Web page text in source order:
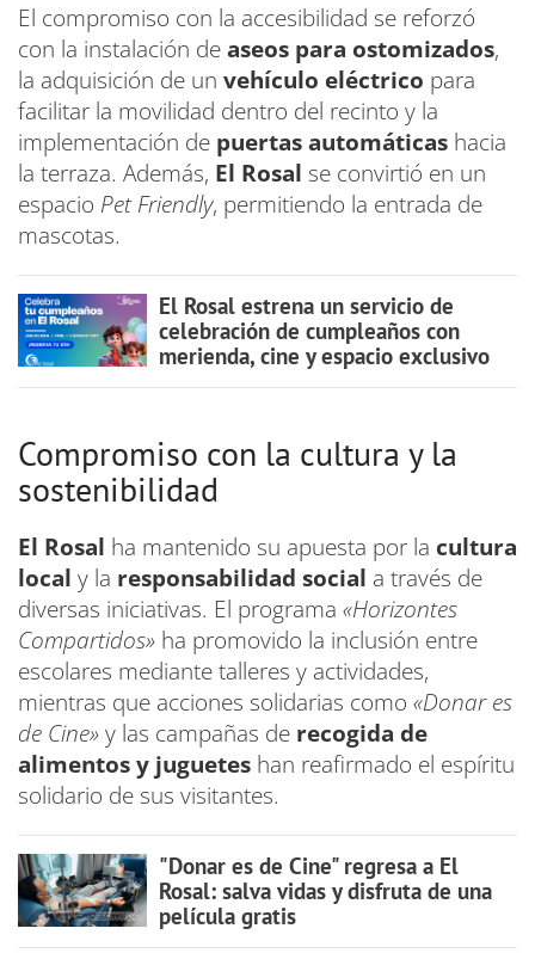
El compromiso con la accesibilidad se reforzó
con la instalación deaseos para ostomizados,
la adquisición de un vehículo eléctrico para
facilitar la movilidad dentro del recinto y la
implementación de puertas automáticas hacia
la terraza. Además, El Rosal se convirtió en un
espacio Pet Friendly, permitiendo la entrada de
mascotas.
El Rosal estrena un servicio de
celebración de cumpleaños con
merienda, cine y espacio exclusivo
Compromiso con la cultura y la
sostenibilidad
El Rosal ha mantenido su apuesta por la cultura
local y la responsabilidad social a través de
diversas iniciativas. El programa «Horizontes
Compartidos» ha promovido la inclusión entre
escolares mediante talleres y actividades,
mientras que acciones solidarias como «Donar es
de Cine» y las campañas de recogida de
alimentos y juguetes han reafirmado el espíritu
solidario de sus visitantes.
"Donar es de Cine" regresa a El
Rosal: salva vidas y disfruta de una
película gratis